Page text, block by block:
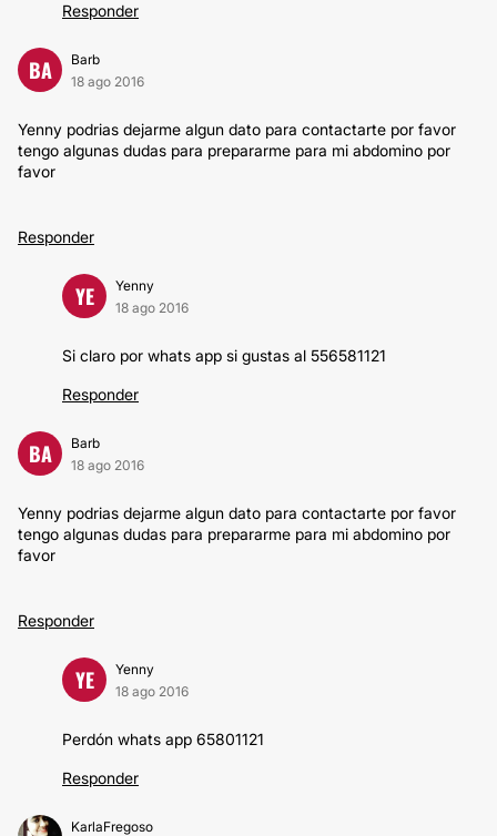
Responder
BA
Barb
18 ago 2016
Yenny podrias dejarme algun dato para contactarte por favor
tengo algunas dudas para prepararme para mi abdomino por
favor
Responder
YE
Yenny
18 ago 2016
Si claro por whats app si gustas al 556581121
Responder
BA
Barb
18 ago 2016
Yenny podrias dejarme algun dato para contactarte por favor
tengo algunas dudas para prepararme para mi abdomino por
favor
Responder
YE
Yenny
18 ago 2016
Perdón whats app 65801121
Responder
KarlaFregoso